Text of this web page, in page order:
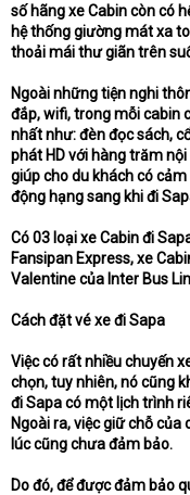
số hãng xe Cabin còn có
hệ thống giường mát xa
thoải mái thư giãn trên
Ngoài những tiện nghi
đắp, wifi, trong mỗi cabin
nhất như: đèn đọc sách,
phát HD với hàng trăm
giúp cho du khách có
động hạng sang khi đi
Có 03 loại xe Cabin đi
Fansipan Express, xe
Valentine của Inter Bus
Cách đặt vé xe đi Sapa
Việc có rất nhiều chuyến
chọn, tuy nhiên, nó cũng
đi Sapa có một lịch trình
Ngoài ra, việc giữ chỗ
lúc cũng chưa đảm bảo.
Do đó, để được đảm bảo